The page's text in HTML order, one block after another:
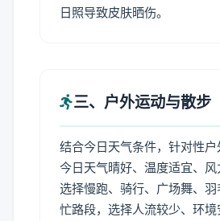
日照导致皮肤晒伤。
三、户外运动与散步
结合今日天气条件，针对性户
今日天气晴好、温度适宜、
选择慢跑、骑行、广场舞、
忙路段，选择人流较少、环